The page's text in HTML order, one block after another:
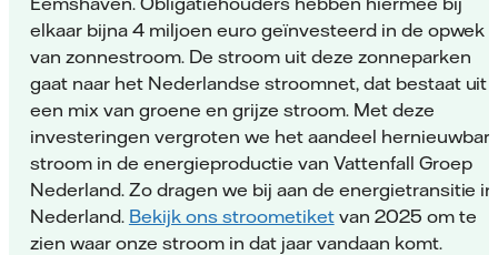
elkaar bijna 4 miljoen euro geïnvesteerd in de opwek
van zonnestroom. De stroom uit deze zonneparken
gaat naar het Nederlandse stroomnet, dat bestaat uit
een mix van groene en grijze stroom. Met deze
investeringen vergroten we het aandeel
stroom in de energieproductie van Vattenfall Groep
Nederland. Zo dragen we bij aan de energietransitie in
Nederland. Bekijk ons stroometiketvan 2025 om te
zien waar onze stroom in dat jaar vandaan komt.